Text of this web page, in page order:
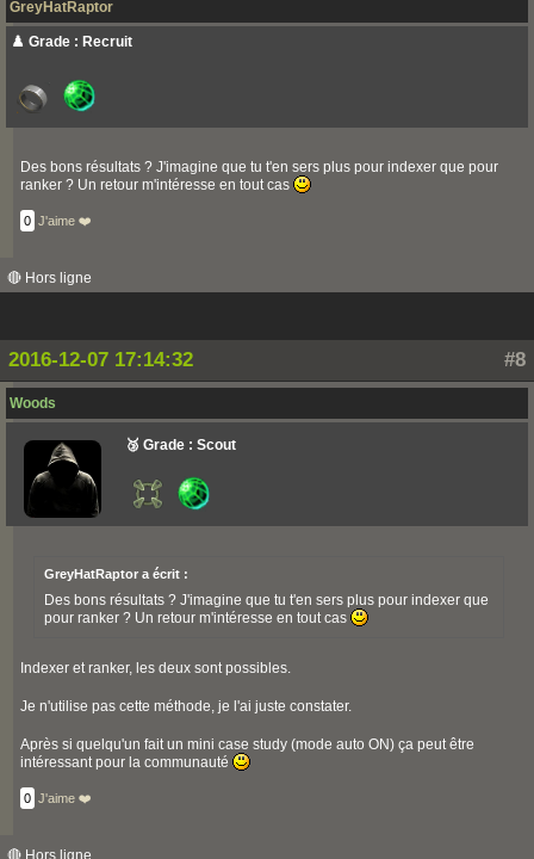
GreyHatRaptor
♟️ Grade : Recruit
Des bons résultats ? J'imagine que tu t'en sers plus pour indexer que pour
ranker ? Un retour m'intéresse en tout cas
0 J'aime ❤️
🔴 Hors ligne
#8
2016-12-07 17:14:32
Woods
🥉 Grade : Scout
GreyHatRaptor a écrit :
Des bons résultats ? J'imagine que tu t'en sers plus pour indexer que
pour ranker ? Un retour m'intéresse en tout cas
Indexer et ranker, les deux sont possibles.
Je n'utilise pas cette méthode, je l'ai juste constater.
Après si quelqu'un fait un mini case study (mode auto ON) ça peut être
intéressant pour la communauté
0 J'aime ❤️
🔴 Hors ligne